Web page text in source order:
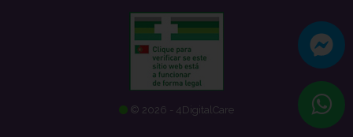
© 2026 - 4DigitalCare